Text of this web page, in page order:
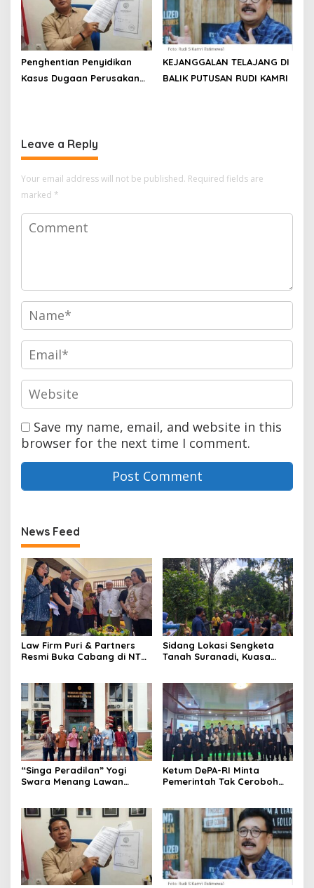
Penghentian Penyidikan
Kasus Dugaan Perusakan
KEJANGGALAN TELAJANG DI
BALIK PUTUSAN RUDI KAMRI
Leave a Reply
Your email address will not be published. Required fields are
marked *
Save my name, email, and website in this
browser for the next time I comment.
News Feed
Law Firm Puri & Partners
Resmi Buka Cabang di NTB,
Masyarakat
Sidang Lokasi Sengketa
Tanah Suranadi, Kuasa
“Singa Peradilan” Yogi
Swara Menang Lawan
Tersangka Mafia Tanah
Ketum DePA-RI Minta
Pemerintah Tak Ceroboh